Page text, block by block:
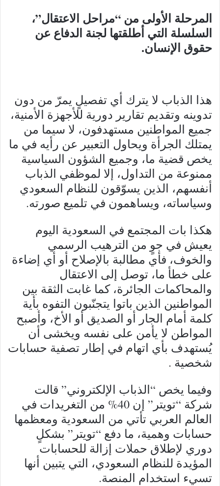
المرحلة الأولى من “مراحل الاعتقال”،
السلسلة التي أطلقتها لجنة الدفاع عن
حقوق الإنسان.
هذا الذباب لا يترك أي تفصيلٍ يمرّ من دون
تدوينه وتقديم تقارير دورية للأجهزة الأمنية،
جميع المواطنين مستهدفون، لا سيما من
يمتلك الجرأة ويحاول التعبير عن رأيه في ما
يخص قضية ما، وجميع الشؤون السياسية
ممنوعة من التداول، إلا لموظفي الذباب
أنفسهم، الذين يسوّقون للنظام السعودي
وسياساته، ويساهمون في تلميع صورته.
هكذا بات المجتمع في السعودية اليوم
يعيش في جوٍ من الترهيب الرسمي
والخوف، فأي مطالبة بالإصلاح أو أي إضاءة
على خطأ ما، توصل إلى الاعتقال
والمحاكمات الجائرة، كما غابت الثقة بين
المواطنين الذين باتوا يتجنّبون التفوه بأية
كلمة أمام الجار أو الصديق أو الأخ، وأصبح
المواطن لا يأمن على نفسه ويخشى أن
يُستهدف بأي اتهام في إطار تصفية حسابات
شخصية .
وفيما يخص “الذباب الإلكتروني” قالت
شركة “تويتر” إن 40% من التغريدات في
العالم العربي تأتي من السعودية ومعظمها
حسابات وهمية، ما دفع “تويتر” بشكلٍ
دوري لإطلاق حملات إزالة للحسابات
المؤيدة للنظام السعودي، التي يتبين أنها
تسيء استخدام المنصة.